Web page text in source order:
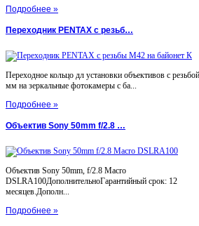
Подробнее »
Переходник PENTAX с резьб…
Переходное кольцо дл установки объективов с
мм на зеркальные фотокамеры с ба...
Подробнее »
Объектив Sony 50mm f/2.8 …
Объектив Sony 50mm, f/2.8 Macro
DSLRA100ДополнительноГарантийный срок: 12
месяцев.Дополн...
Подробнее »